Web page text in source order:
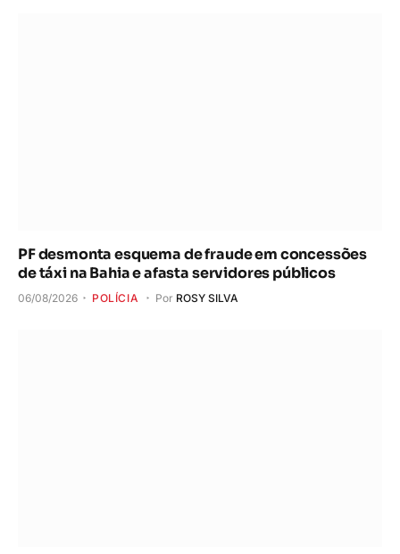
PF desmonta esquema de fraude em concessões
de táxi na Bahia e afasta servidores públicos
06/08/2026 POLÍCIA Por ROSY SILVA